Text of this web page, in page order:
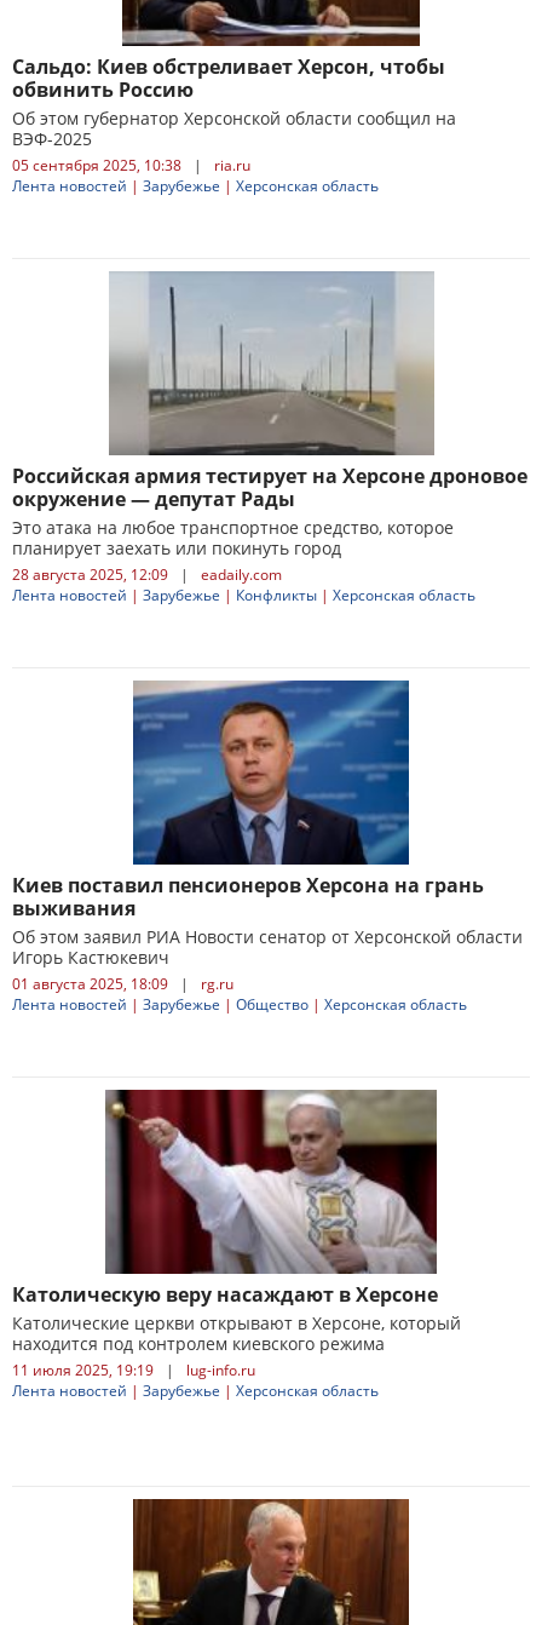
Сальдо: Киев обстреливает Херсон, чтобы
обвинить Россию
Об этом губернатор Херсонской области сообщил на
ВЭФ-2025
05 сентября 2025, 10:38 |
ria.ru
Лента новостей | Зарубежье | Херсонская область
Российская армия тестирует на Херсоне дроновое
окружение — депутат Рады
Это атака на любое транспортное средство, которое
планирует заехать или покинуть город
28 августа 2025, 12:09 |
eadaily.com
Лента новостей | Зарубежье | Конфликты | Херсонская область
Киев поставил пенсионеров Херсона на грань
выживания
Об этом заявил РИА Новости сенатор от Херсонской области
Игорь Кастюкевич
01 августа 2025, 18:09 |
rg.ru
Лента новостей | Зарубежье | Общество | Херсонская область
Католическую веру насаждают в Херсоне
Католические церкви открывают в Херсоне, который
находится под контролем киевского режима
11 июля 2025, 19:19 |
lug-info.ru
Лента новостей | Зарубежье | Херсонская область